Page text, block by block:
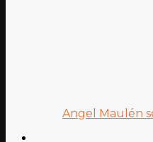
Angel Maulén